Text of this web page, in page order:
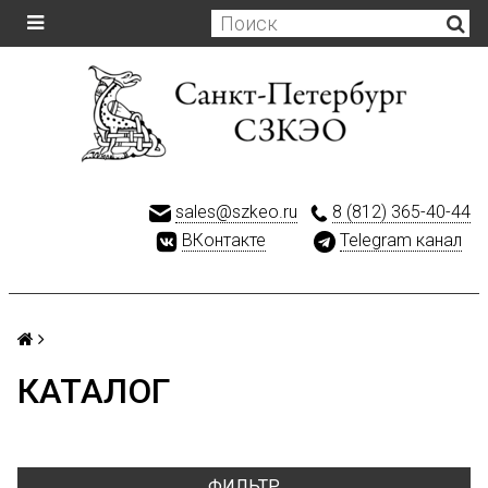
sales@szkeo.ru
8 (812) 365-40-44
ВКонтакте
Telegram канал
КАТАЛОГ